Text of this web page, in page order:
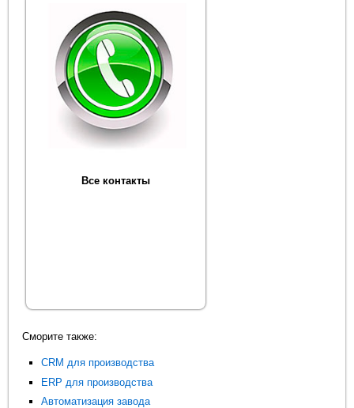
Все контакты
Сморите также:
CRM для производства
ERP для производства
Автоматизация завода